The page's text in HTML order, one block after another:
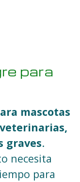
para
mascotas
graves.
necesita
para